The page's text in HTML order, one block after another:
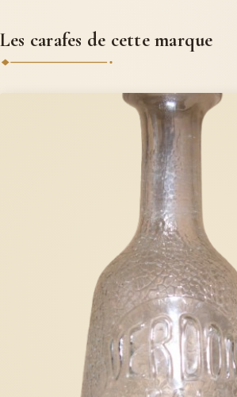
Les carafes de cette marque